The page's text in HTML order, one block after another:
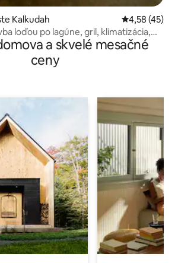
Kalkudah Priemerné
4,58 (45)
loďou po lagúne, gril, klimatizácia,
a skvelé mesačné
ceny